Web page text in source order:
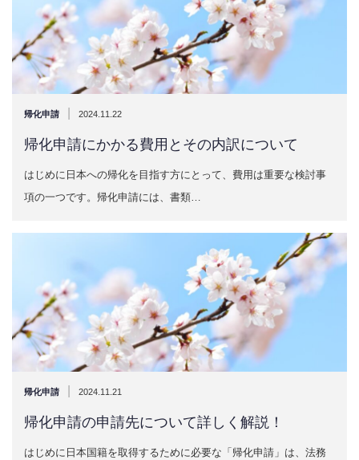
帰化申請 2024.11.22
帰化申請にかかる費用とその内訳について
はじめに日本への帰化を目指す方にとって、費用は重要な検討事
項の一つです。帰化申請には、書類…
帰化申請 2024.11.21
帰化申請の申請先について詳しく解説！
はじめに日本国籍を取得するために必要な「帰化申請」は、法務